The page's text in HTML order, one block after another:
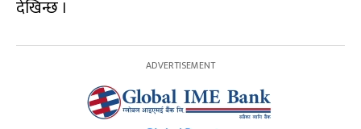
देखिन्छ ।